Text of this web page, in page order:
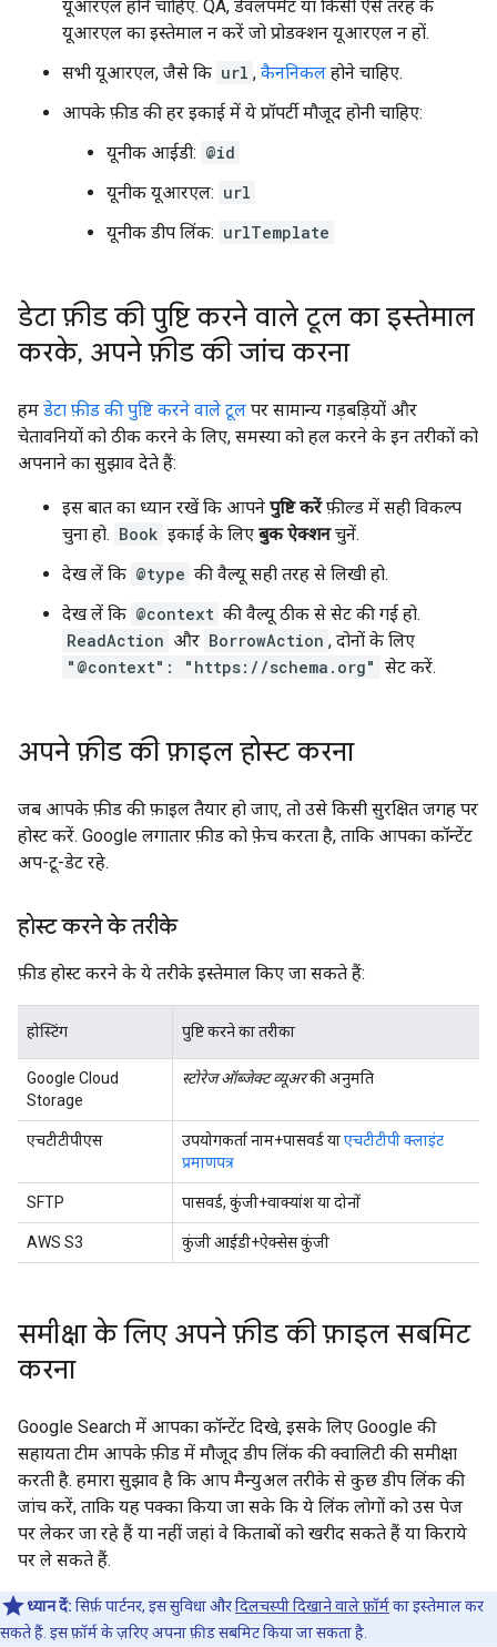
यूआरएल होने चाहिए. QA, डेवलपमेंट या किसी ऐसे तरह के
यूआरएल का इस्तेमाल न करें जो प्रोडक्शन यूआरएल न हों.
सभी यूआरएल, जैसे कि url , कैननिकल होने चाहिए.
आपके फ़ीड की हर इकाई में ये प्रॉपर्टी मौजूद होनी चाहिए:
यूनीक आईडी: @id
यूनीक यूआरएल: url
यूनीक डीप लिंक: urlTemplate
डेटा फ़ीड की पुष्टि करने वाले टूल का इस्तेमाल
करके, अपने फ़ीड की जांच करना
हम डेटा फ़ीड की पुष्टि करने वाले टूल पर सामान्य गड़बड़ियों और
चेतावनियों को ठीक करने के लिए, समस्या को हल करने के इन तरीकों को
अपनाने का सुझाव देते हैं:
इस बात का ध्यान रखें कि आपने पुष्टि करेंफ़ील्ड में सही विकल्प
चुना हो. Book इकाई के लिए बुक ऐक्शनचुनें.
देख लें कि @type की वैल्यू सही तरह से लिखी हो.
देख लें कि @context की वैल्यू ठीक से सेट की गई हो.
ReadAction और BorrowAction , दोनों के लिए
"@context": "https://schema.org" सेट करें.
अपने फ़ीड की फ़ाइल होस्ट करना
जब आपके फ़ीड की फ़ाइल तैयार हो जाए, तो उसे किसी सुरक्षित जगह पर
होस्ट करें. Google लगातार फ़ीड को फे़च करता है, ताकि आपका कॉन्टेंट
अप-टू-डेट रहे.
होस्ट करने के तरीके
फ़ीड होस्ट करने के ये तरीके इस्तेमाल किए जा सकते हैं:
होस्टिंग पुष्टि करने का तरीका
Google Cloud
Storage
स्टोरेज ऑब्जेक्ट व्यूअरकी अनुमति
एचटीटीपीएस उपयोगकर्ता नाम+पासवर्ड याएचटीटीपी क्लाइंट
प्रमाणपत्र
SFTP पासवर्ड, कुंजी+वाक्यांश या दोनों
AWS S3 कुंजी आईडी+ऐक्सेस कुंजी
समीक्षा के लिए अपने फ़ीड की फ़ाइल सबमिट
करना
Google Search में आपका कॉन्टेंट दिखे, इसके लिए Google की
सहायता टीम आपके फ़ीड में मौजूद डीप लिंक की क्वालिटी की समीक्षा
करती है. हमारा सुझाव है कि आप मैन्युअल तरीके से कुछ डीप लिंक की
जांच करें, ताकि यह पक्का किया जा सके कि ये लिंक लोगों को उस पेज
पर लेकर जा रहे हैं या नहीं जहां वे किताबों को खरीद सकते हैं या किराये
पर ले सकते हैं.
ध्यान दें: सिर्फ़ पार्टनर, इस सुविधा औरदिलचस्पी दिखाने वाले फ़ॉर्मका इस्तेमाल कर
सकते हैं. इस फ़ॉर्म के ज़रिए अपना फ़ीड सबमिट किया जा सकता है.